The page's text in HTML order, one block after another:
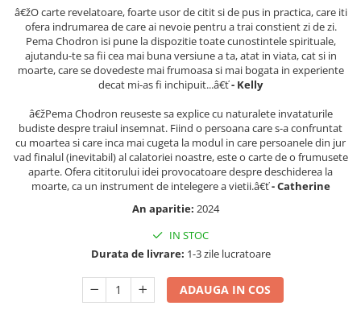
â€žO carte revelatoare, foarte usor de citit si de pus in practica, care iti
ofera indrumarea de care ai nevoie pentru a trai constient zi de zi.
Pema Chodron isi pune la dispozitie toate cunostintele spirituale,
ajutandu-te sa fii cea mai buna versiune a ta, atat in viata, cat si in
moarte, care se dovedeste mai frumoasa si mai bogata in experiente
decat mi-as fi inchipuit...â€ť- Kelly
â€žPema Chodron reuseste sa explice cu naturalete invataturile
budiste despre traiul insemnat. Fiind o persoana care s-a confruntat
cu moartea si care inca mai cugeta la modul in care persoanele din jur
vad finalul (inevitabil) al calatoriei noastre, este o carte de o frumusete
aparte. Ofera cititorului idei provocatoare despre deschiderea la
moarte, ca un instrument de intelegere a vietii.â€ť- Catherine
An aparitie: 2024
IN STOC
Durata de livrare: 1-3 zile lucratoare
ADAUGA IN COS